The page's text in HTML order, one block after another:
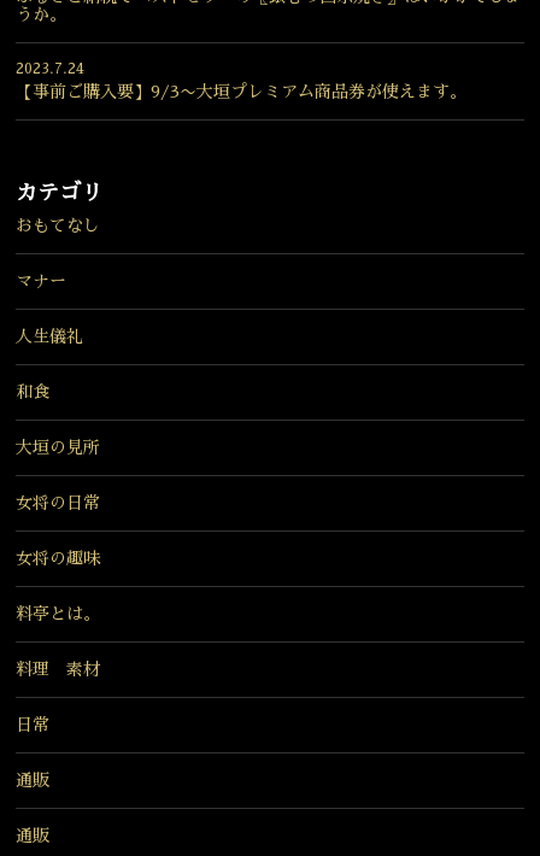
うか。
2023.7.24
【事前ご購入要】9/3〜大垣プレミアム商品券が使えます。
カテゴリ
おもてなし
マナー
人生儀礼
和食
大垣の見所
女将の日常
女将の趣味
料亭とは。
料理 素材
日常
通販
通販